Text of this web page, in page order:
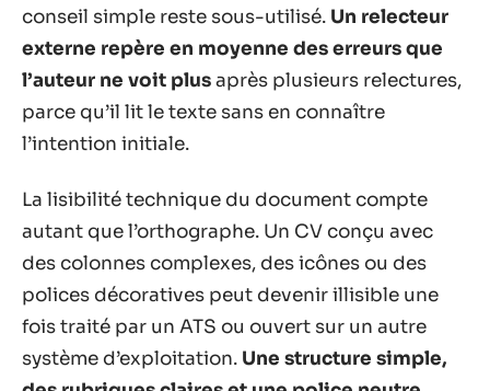
conseil simple reste sous-utilisé. Un relecteur
externe repère en moyenne des erreurs que
l’auteur ne voit plusaprès plusieurs relectures,
parce qu’il lit le texte sans en connaître
l’intention initiale.
La lisibilité technique du document compte
autant que l’orthographe. Un CV conçu avec
des colonnes complexes, des icônes ou des
polices décoratives peut devenir illisible une
fois traité par un ATS ou ouvert sur un autre
système d’exploitation. Une structure simple,